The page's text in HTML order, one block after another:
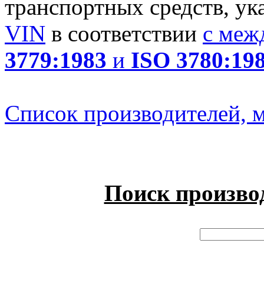
транспортных средств,
VIN в соответствии с
3779:1983 и ISO
Список производителей,
Поиск